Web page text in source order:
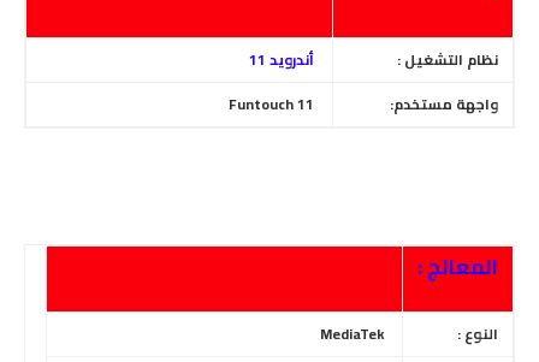
نظام التشغيل :
أندرويد 11
واجهة مستخدم:
المعالج :
النوع :
MediaTek